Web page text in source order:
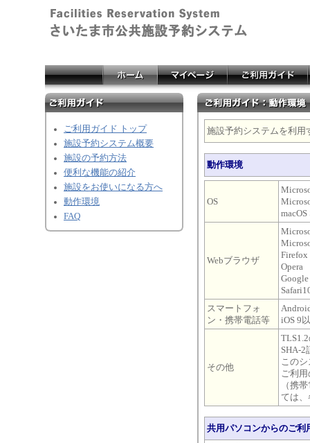
ご利用ガイド トップ
施設予約システム概要
施設の予約方法
便利な機能の紹介
施設をお使いになる方へ
動作環境
FAQ
施設予約システムを利用
動作環境
OS
Webブラウザ
Firefox
Opera
スマートフォ
ン・携帯電話等
iOS 9
その他
SHA-2
この
ご利
（携
ては、
共用パソコンからのご利